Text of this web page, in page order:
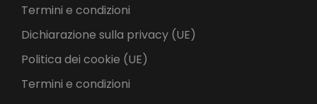
Termini e condizioni
Dichiarazione sulla privacy (UE)
Politica dei cookie (UE)
Termini e condizioni